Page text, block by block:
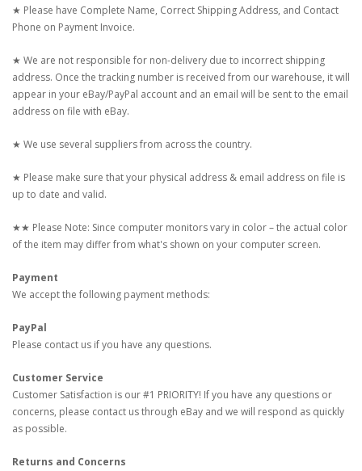
★ Please have Complete Name, Correct Shipping Address, and Contact
Phone on Payment Invoice.
★ We are not responsible for non-delivery due to incorrect shipping
address. Once the tracking number is received from our warehouse, it will
appear in your eBay/PayPal account and an email will be sent to the email
address on file with eBay.
★ We use several suppliers from across the country.
★ Please make sure that your physical address & email address on file is
up to date and valid.
★★ Please Note: Since computer monitors vary in color – the actual color
of the item may differ from what's shown on your computer screen.
Payment
We accept the following payment methods:
PayPal
Please contact us if you have any questions.
Customer Service
Customer Satisfaction is our #1 PRIORITY! If you have any questions or
concerns, please contact us through eBay and we will respond as quickly
as possible.
Returns and Concerns